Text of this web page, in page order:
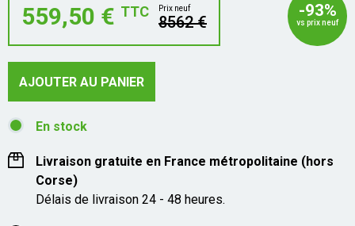
559,50 € TTC Prix neuf
8562 €
-93%
vs prix neuf
AJOUTER AU PANIER
En stock
Livraison gratuite en France métropolitaine (hors
Corse)
Délais de livraison 24 - 48 heures.